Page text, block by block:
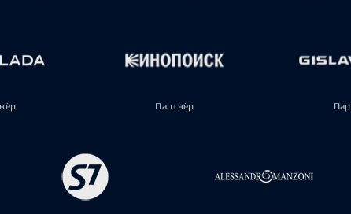
Партнёр